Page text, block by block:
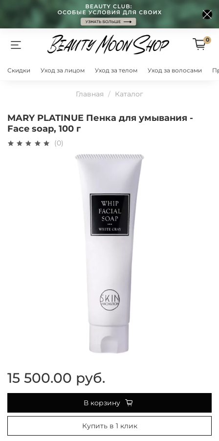
0
Скидки Уход за лицом Уход за телом Уход за волосами
Главная Каталог
MARY PLATINUE Пенка для умывания -
Face soap, 100 г
(0)
15 500.00 руб.
В корзину
Купить в 1 клик